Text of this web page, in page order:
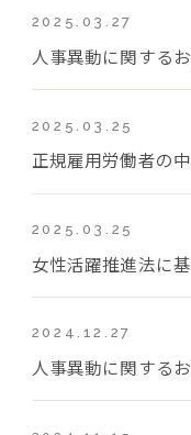
2025.03.27
人事異動に関する
2025.03.25
正規雇用労働者の
2025.03.25
女性活躍推進法に
2024.12.27
人事異動に関する